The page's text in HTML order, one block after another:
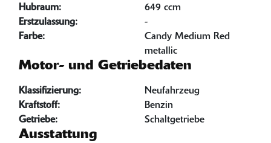
Hubraum:
649 ccm
Erstzulassung:
-
Farbe:
Candy Medium Red
metallic
Motor- und Getriebedaten
Klassifizierung:
Neufahrzeug
Kraftstoff:
Benzin
Getriebe:
Schaltgetriebe
Ausstattung